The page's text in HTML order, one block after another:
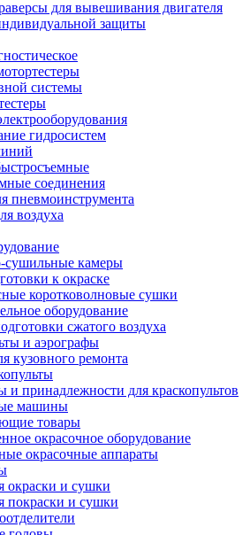
для вывешивания двигателя
защиты
системы
гидросистем
соединения
пневмоинструмента
воздуха
сушильные камеры
к окраске
коротковолновые сушки
оборудование
сжатого воздуха
и аэрографы
кузовного ремонта
и принадлежности для краскопультов
машины
товары
окрасочное оборудование
окрасочные аппараты
окраски и сушки
покраски и сушки